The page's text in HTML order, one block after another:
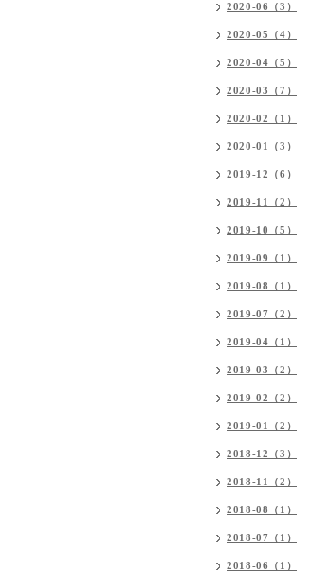
2020-06（3）
2020-05（4）
2020-04（5）
2020-03（7）
2020-02（1）
2020-01（3）
2019-12（6）
2019-11（2）
2019-10（5）
2019-09（1）
2019-08（1）
2019-07（2）
2019-04（1）
2019-03（2）
2019-02（2）
2019-01（2）
2018-12（3）
2018-11（2）
2018-08（1）
2018-07（1）
2018-06（1）